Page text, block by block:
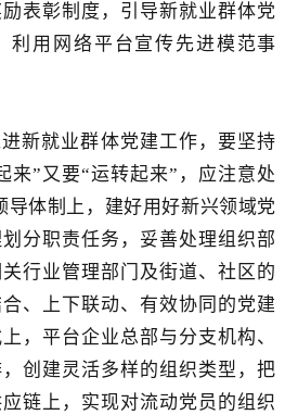
表彰制度，引导新就业群体党
利用网络平台宣传先进模范事
新就业群体党建工作，要坚持
来”又要“运转起来”，应注意处
导体制上，建好用好新兴领域党
分职责任务，妥善处理组织部
行业管理部门及街道、社区的
、上下联动、有效协同的党建
，平台企业总部与分支机构、
创建灵活多样的组织类型，把
链上，实现对流动党员的组织